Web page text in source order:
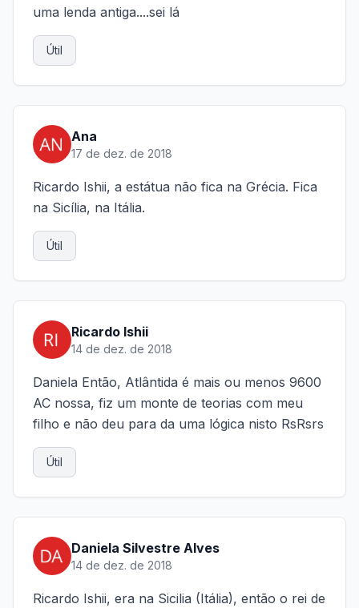
uma lenda antiga....sei lá
Útil
Ana
17 de dez. de 2018
Ricardo Ishii, a estátua não fica na Grécia. Fica
na Sicília, na Itália.
Útil
Ricardo Ishii
14 de dez. de 2018
Daniela Então, Atlântida é mais ou menos 9600
AC nossa, fiz um monte de teorias com meu
filho e não deu para da uma lógica nisto RsRsrs
Útil
Daniela Silvestre Alves
14 de dez. de 2018
Ricardo Ishii, era na Sicilia (Itália), então o rei de